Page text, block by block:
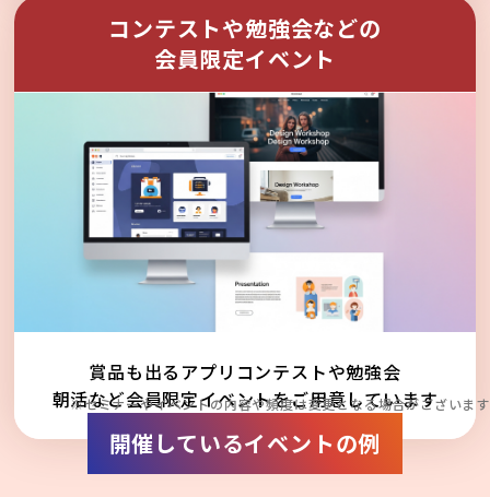
コンテストや勉強会などの
会員限定イベント
賞品も出るアプリコンテストや勉強会
朝活など会員限定イベントをご用意しています
※セミナーやイベントの内容や頻度は変更となる場合がございます
開催しているイベントの例